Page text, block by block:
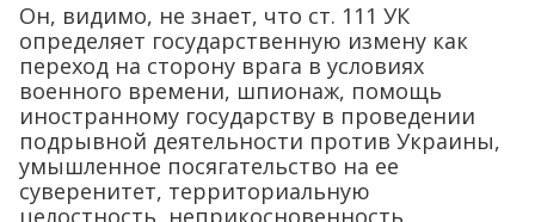
Он, видимо, не знает, что ст. 111 УК
определяет государственную измену как
переход на сторону врага в условиях
военного времени, шпионаж, помощь
иностранному государству в проведении
подрывной деятельности против Украины,
умышленное посягательство на ее
суверенитет, территориальную